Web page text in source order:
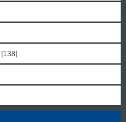
[138]